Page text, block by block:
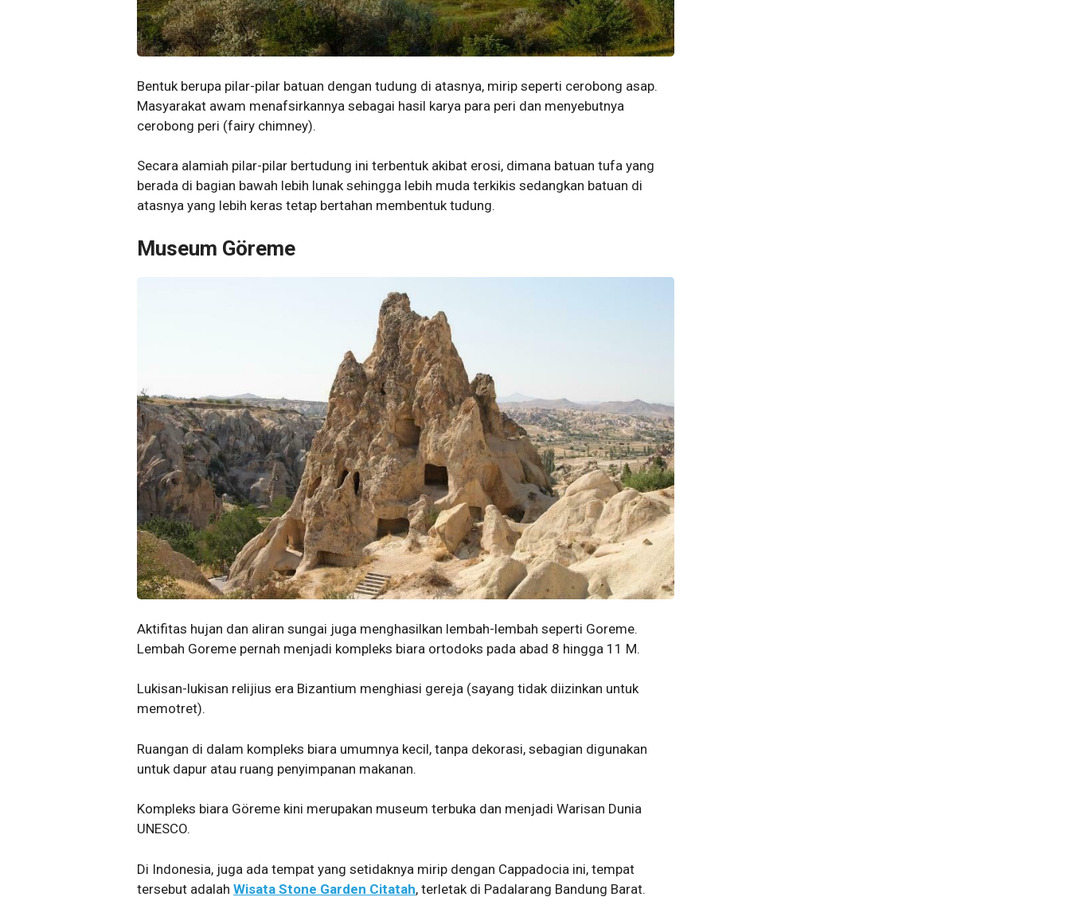
Bentuk berupa pilar-pilar batuan dengan tudung di atasnya, mirip seperti cerobong asap.
Masyarakat awam menafsirkannya sebagai hasil karya para peri dan menyebutnya
cerobong peri (fairy chimney).
Secara alamiah pilar-pilar bertudung ini terbentuk akibat erosi, dimana batuan tufa yang
berada di bagian bawah lebih lunak sehingga lebih muda terkikis sedangkan batuan di
atasnya yang lebih keras tetap bertahan membentuk tudung.
Museum Göreme
Aktifitas hujan dan aliran sungai juga menghasilkan lembah-lembah seperti Goreme.
Lembah Goreme pernah menjadi kompleks biara ortodoks pada abad 8 hingga 11 M.
Lukisan-lukisan relijius era Bizantium menghiasi gereja (sayang tidak diizinkan untuk
memotret).
Ruangan di dalam kompleks biara umumnya kecil, tanpa dekorasi, sebagian digunakan
untuk dapur atau ruang penyimpanan makanan.
Kompleks biara Göreme kini merupakan museum terbuka dan menjadi Warisan Dunia
UNESCO.
Di Indonesia, juga ada tempat yang setidaknya mirip dengan Cappadocia ini, tempat
tersebut adalah Wisata Stone Garden Citatah, terletak di Padalarang Bandung Barat.